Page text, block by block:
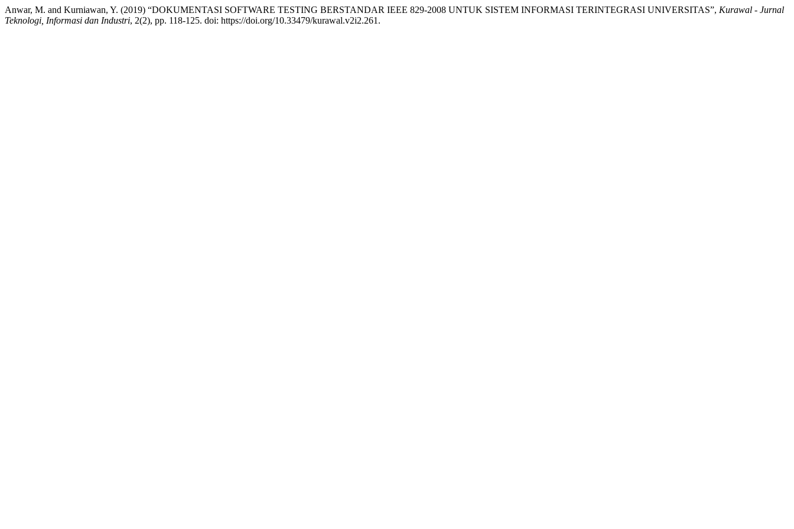
Anwar, M. and Kurniawan, Y. (2019) “DOKUMENTASI SOFTWARE TESTING BERSTANDAR IEEE 829-2008 UNTUK SISTEM INFORMASI TERINTEGRASI UNIVERSITAS”, Kurawal - Jurnal
Teknologi, Informasi dan Industri, 2(2), pp. 118-125. doi: https://doi.org/10.33479/kurawal.v2i2.261.